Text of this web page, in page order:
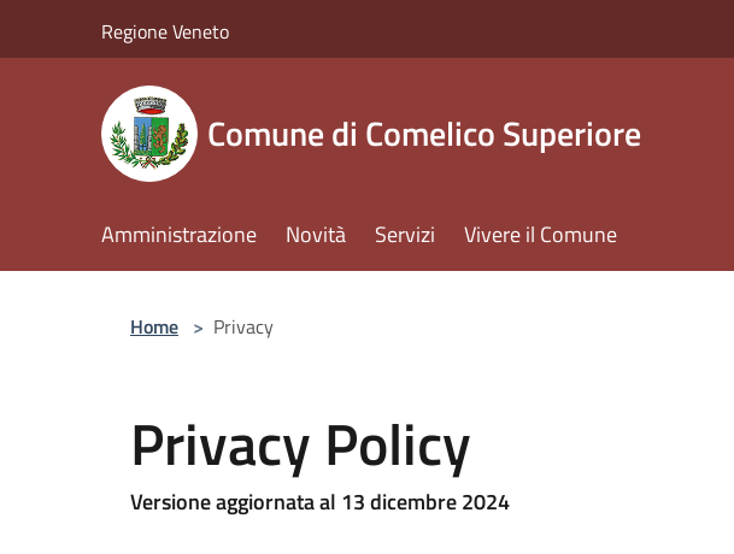
Regione Veneto
Comune di Comelico Superiore
Amministrazione Novità Servizi Vivere il Comune
Home > Privacy
Privacy Policy
Versione aggiornata al 13 dicembre 2024